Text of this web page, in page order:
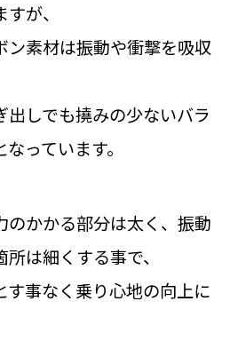
が、
ン素材は振動や衝撃を吸収
出しでも撓みの少ないバラ
っています。
のかかる部分は太く、振動
は細くする事で、
す事なく乗り心地の向上に